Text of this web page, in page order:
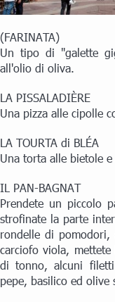
(FARINATA)
Un tipo di "galette
all'olio di oliva.
LA PISSALADIÈRE
Una pizza alle cipolle
LA TOURTA di BLÉA
Una torta alle bietole
IL PAN-BAGNAT
Prendete un piccolo
strofinate la parte
rondelle di
carciofo viola,
di tonno, alcuni
pepe, basilico ed